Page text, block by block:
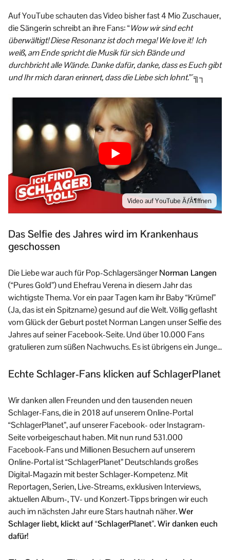
Auf YouTube schauten das Video bisher fast 4 Mio Zuschauer,
die Sängerin schreibt an ihre Fans: “Wow wir sind echt
überwältigt! Diese Resonanz ist doch mega! We love it! Ich
weiß, am Ende spricht die Musik für sich Bände und
durchbricht alle Wände. Danke dafür, danke, dass es Euch gibt
und Ihr mich daran erinnert, dass die Liebe sich lohnt.”´╗┐
Video auf YouTube ÃƒÂ¶ffnen
Das Selfie des Jahres wird im Krankenhaus
geschossen
Die Liebe war auch für Pop-SchlagersängerNorman Langen
(“Pures Gold”) und Ehefrau Verena in diesem Jahr das
wichtigste Thema. Vor ein paar Tagen kam ihr Baby “Krümel”
(Ja, das ist ein Spitzname) gesund auf die Welt. Völlig geflasht
vom Glück der Geburt postet Norman Langen unser Selfie des
Jahres auf seiner Facebook-Seite. Und über 10.000 Fans
gratulieren zum süßen Nachwuchs. Es ist übrigens ein Junge…
Echte Schlager-Fans klicken auf SchlagerPlanet
Wir danken allen Freunden und den tausenden neuen
Schlager-Fans, die in 2018 auf unserem Online-Portal
“SchlagerPlanet”, auf unserer Facebook- oder Instagram-
Seite vorbeigeschaut haben. Mit nun rund 531.000
Facebook-Fans und Millionen Besuchern auf unserem
Online-Portal ist “SchlagerPlanet” Deutschlands großes
Digital-Magazin mit bester Schlager-Kompetenz. Mit
Reportagen, Serien, Live-Streams, exklusiven Interviews,
aktuellen Album-, TV- und Konzert-Tipps bringen wir euch
auch im nächsten Jahr eure Stars hautnah näher.Wer
Schlager liebt, klickt auf “SchlagerPlanet”. Wir danken euch
dafür!